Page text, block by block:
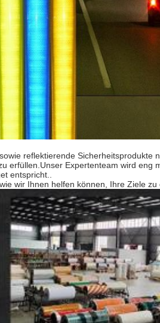
reflektierende Sicherheitsprodukte
erfüllen.Unser Expertenteam wird eng
entspricht..
wir Ihnen helfen können, Ihre Ziele zu